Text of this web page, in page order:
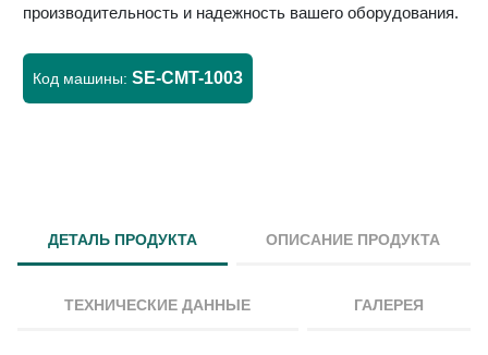
производительность и надежность вашего оборудования.
Код машины: SE-CMT-1003
ДЕТАЛЬ ПРОДУКТА ОПИСАНИЕ ПРОДУКТА
ТЕХНИЧЕСКИЕ ДАННЫЕ ГАЛЕРЕЯ